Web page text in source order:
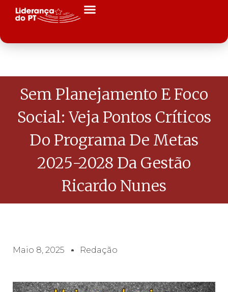
Sem Planejamento E Foco
Social: Veja Pontos Críticos
Do Programa De Metas
2025-2028 Da Gestão
Ricardo Nunes
Maio 8, 2025 Redação